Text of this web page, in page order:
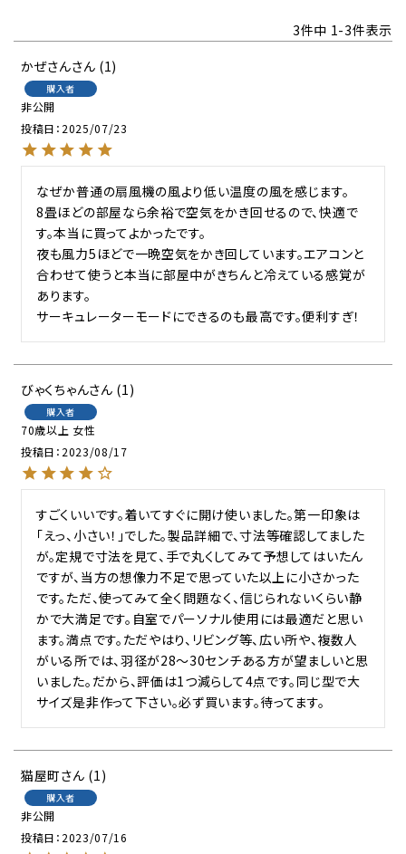
3件中 1-3件表示
かぜさん
1
購入者
非公開
投稿日 2025/07/23
なぜか普通の扇風機の風より低い温度の風を感じます。
8畳ほどの部屋なら余裕で空気をかき回せるので、快適で
す。本当に買ってよかったです。
夜も風力5ほどで一晩空気をかき回しています。エアコンと
合わせて使うと本当に部屋中がきちんと冷えている感覚が
あります。
サーキュレーターモードにできるのも最高です。便利すぎ！
びゃくちゃん 1
購入者
70歳以上 女性
投稿日 2023/08/17
すごくいいです。着いてすぐに開け使いました。第一印象は
「えっ、小さい！」でした。製品詳細で、寸法等確認してました
が。定規で寸法を見て、手で丸くしてみて予想してはいたん
ですが、当方の想像力不足で思っていた以上に小さかった
です。ただ、使ってみて全く問題なく、信じられないくらい静
かで大満足です。自室でパーソナル使用には最適だと思い
ます。満点です。ただやはり、リビング等、広い所や、複数人
がいる所では、羽径が28〜30センチある方が望ましいと思
いました。だから、評価は1つ減らして4点です。同じ型で大
サイズ是非作って下さい。必ず買います。待ってます。
猫屋町 1
購入者
非公開
投稿日 2023/07/16